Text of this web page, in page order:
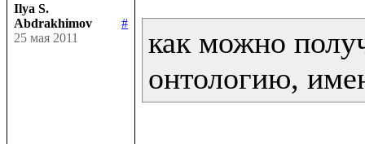
Ilya S.
Abdrakhimov
#
25 мая 2011
как можно
онтологию,